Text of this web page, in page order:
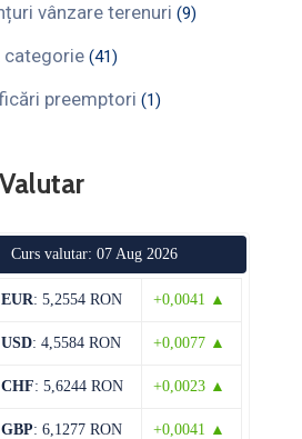
vânzare terenuri (9)
categorie (41)
preemptori (1)
Curs valutar: 07 Aug 2026
EUR: 5,2554 RON +0,0041 ▲
USD: 4,5584 RON +0,0077 ▲
CHF: 5,6244 RON +0,0023 ▲
GBP: 6,1277 RON +0,0041 ▲